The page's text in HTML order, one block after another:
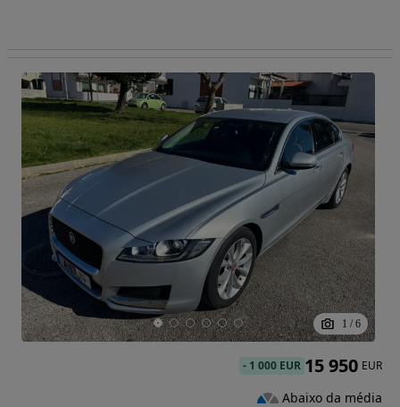
1 / 6
- 1 000 EUR 15 950 EUR
Abaixo da média